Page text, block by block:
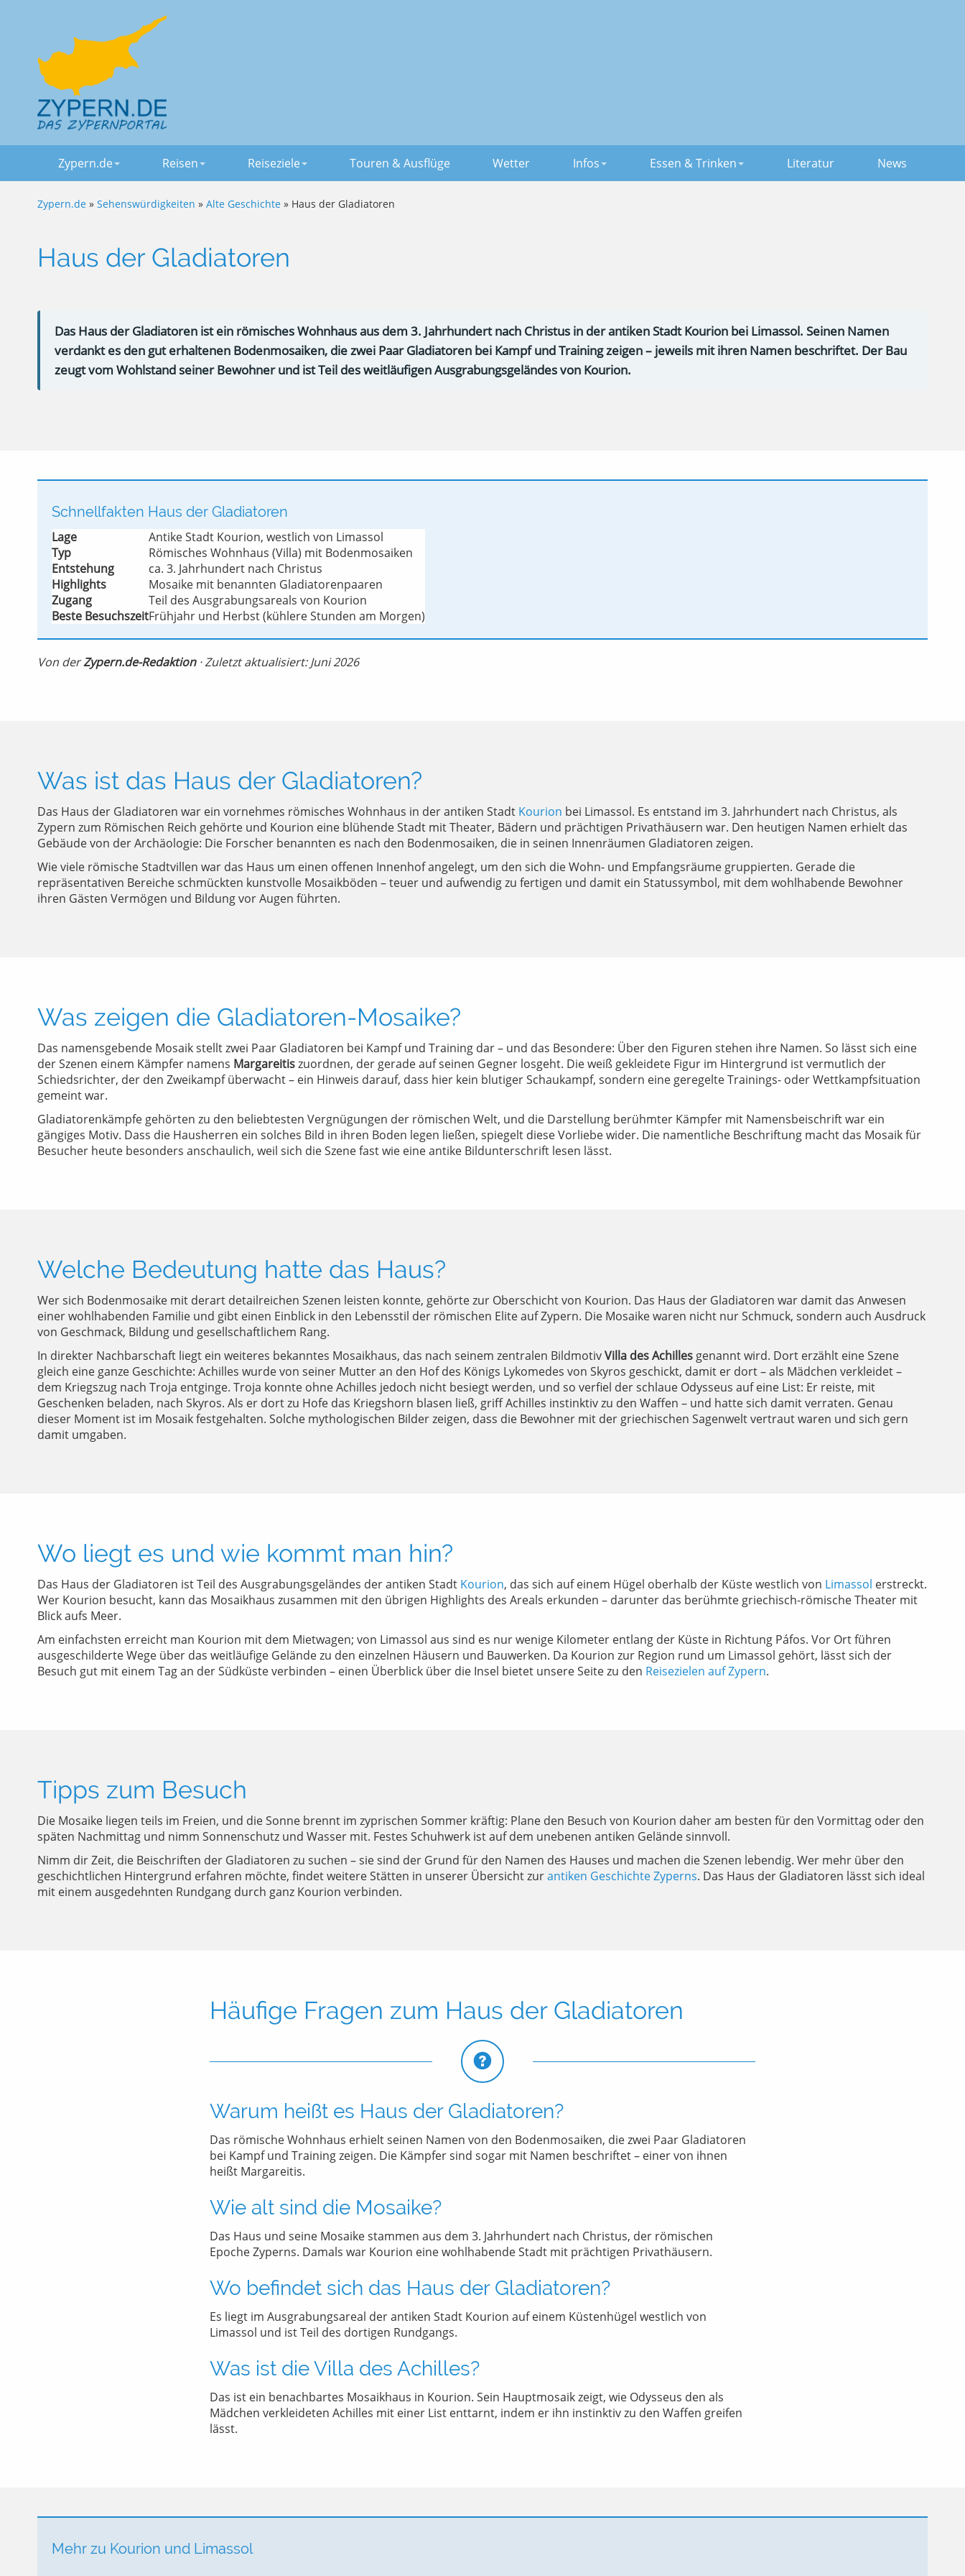
Zypern.de Reisen Reiseziele Touren & Ausflüge Wetter Infos Essen & Trinken Literatur News
Zypern.de » Sehenswürdigkeiten » Alte Geschichte » Haus der Gladiatoren
Haus der Gladiatoren
Das Haus der Gladiatoren ist ein römisches Wohnhaus aus dem 3. Jahrhundert nach Christus in der antiken Stadt Kourion bei Limassol. Seinen Namen
verdankt es den gut erhaltenen Bodenmosaiken, die zwei Paar Gladiatoren bei Kampf und Training zeigen – jeweils mit ihren Namen beschriftet. Der Bau
zeugt vom Wohlstand seiner Bewohner und ist Teil des weitläufigen Ausgrabungsgeländes von Kourion.
Schnellfakten Haus der Gladiatoren
Lage
Antike Stadt Kourion, westlich von Limassol
Typ
Römisches Wohnhaus (Villa) mit Bodenmosaiken
Entstehung
ca. 3. Jahrhundert nach Christus
Highlights
Mosaike mit benannten Gladiatorenpaaren
Zugang
Teil des Ausgrabungsareals von Kourion
Beste BesuchszeitFrühjahr und Herbst (kühlere Stunden am Morgen)
Von derZypern.de-Redaktion· Zuletzt aktualisiert: Juni 2026
Was ist das Haus der Gladiatoren?
Das Haus der Gladiatoren war ein vornehmes römisches Wohnhaus in der antiken Stadt Kourion bei Limassol. Es entstand im 3. Jahrhundert nach Christus, als
Zypern zum Römischen Reich gehörte und Kourion eine blühende Stadt mit Theater, Bädern und prächtigen Privathäusern war. Den heutigen Namen erhielt das
Gebäude von der Archäologie: Die Forscher benannten es nach den Bodenmosaiken, die in seinen Innenräumen Gladiatoren zeigen.
Wie viele römische Stadtvillen war das Haus um einen offenen Innenhof angelegt, um den sich die Wohn- und Empfangsräume gruppierten. Gerade die
repräsentativen Bereiche schmückten kunstvolle Mosaikböden – teuer und aufwendig zu fertigen und damit ein Statussymbol, mit dem wohlhabende Bewohner
ihren Gästen Vermögen und Bildung vor Augen führten.
Was zeigen die Gladiatoren-Mosaike?
Das namensgebende Mosaik stellt zwei Paar Gladiatoren bei Kampf und Training dar – und das Besondere: Über den Figuren stehen ihre Namen. So lässt sich eine
der Szenen einem Kämpfer namens Margareitiszuordnen, der gerade auf seinen Gegner losgeht. Die weiß gekleidete Figur im Hintergrund ist vermutlich der
Schiedsrichter, der den Zweikampf überwacht – ein Hinweis darauf, dass hier kein blutiger Schaukampf, sondern eine geregelte Trainings- oder Wettkampfsituation
gemeint war.
Gladiatorenkämpfe gehörten zu den beliebtesten Vergnügungen der römischen Welt, und die Darstellung berühmter Kämpfer mit Namensbeischrift war ein
gängiges Motiv. Dass die Hausherren ein solches Bild in ihren Boden legen ließen, spiegelt diese Vorliebe wider. Die namentliche Beschriftung macht das Mosaik für
Besucher heute besonders anschaulich, weil sich die Szene fast wie eine antike Bildunterschrift lesen lässt.
Welche Bedeutung hatte das Haus?
Wer sich Bodenmosaike mit derart detailreichen Szenen leisten konnte, gehörte zur Oberschicht von Kourion. Das Haus der Gladiatoren war damit das Anwesen
einer wohlhabenden Familie und gibt einen Einblick in den Lebensstil der römischen Elite auf Zypern. Die Mosaike waren nicht nur Schmuck, sondern auch Ausdruck
von Geschmack, Bildung und gesellschaftlichem Rang.
In direkter Nachbarschaft liegt ein weiteres bekanntes Mosaikhaus, das nach seinem zentralen BildmotivVilla des Achilles genannt wird. Dort erzählt eine Szene
gleich eine ganze Geschichte: Achilles wurde von seiner Mutter an den Hof des Königs Lykomedes von Skyros geschickt, damit er dort – als Mädchen verkleidet –
dem Kriegszug nach Troja entginge. Troja konnte ohne Achilles jedoch nicht besiegt werden, und so verfiel der schlaue Odysseus auf eine List: Er reiste, mit
Geschenken beladen, nach Skyros. Als er dort zu Hofe das Kriegshorn blasen ließ, griff Achilles instinktiv zu den Waffen – und hatte sich damit verraten. Genau
dieser Moment ist im Mosaik festgehalten. Solche mythologischen Bilder zeigen, dass die Bewohner mit der griechischen Sagenwelt vertraut waren und sich gern
damit umgaben.
Wo liegt es und wie kommt man hin?
Das Haus der Gladiatoren ist Teil des Ausgrabungsgeländes der antiken Stadt Kourion, das sich auf einem Hügel oberhalb der Küste westlich von Limassol erstreckt.
Wer Kourion besucht, kann das Mosaikhaus zusammen mit den übrigen Highlights des Areals erkunden – darunter das berühmte griechisch-römische Theater mit
Blick aufs Meer.
Am einfachsten erreicht man Kourion mit dem Mietwagen; von Limassol aus sind es nur wenige Kilometer entlang der Küste in Richtung Páfos. Vor Ort führen
ausgeschilderte Wege über das weitläufige Gelände zu den einzelnen Häusern und Bauwerken. Da Kourion zur Region rund um Limassol gehört, lässt sich der
Besuch gut mit einem Tag an der Südküste verbinden – einen Überblick über die Insel bietet unsere Seite zu den Reisezielen auf Zypern.
Tipps zum Besuch
Die Mosaike liegen teils im Freien, und die Sonne brennt im zyprischen Sommer kräftig: Plane den Besuch von Kourion daher am besten für den Vormittag oder den
späten Nachmittag und nimm Sonnenschutz und Wasser mit. Festes Schuhwerk ist auf dem unebenen antiken Gelände sinnvoll.
Nimm dir Zeit, die Beischriften der Gladiatoren zu suchen – sie sind der Grund für den Namen des Hauses und machen die Szenen lebendig. Wer mehr über den
geschichtlichen Hintergrund erfahren möchte, findet weitere Stätten in unserer Übersicht zurantiken Geschichte Zyperns. Das Haus der Gladiatoren lässt sich ideal
mit einem ausgedehnten Rundgang durch ganz Kourion verbinden.
Häufige Fragen zum Haus der Gladiatoren
Warum heißt es Haus der Gladiatoren?
Das römische Wohnhaus erhielt seinen Namen von den Bodenmosaiken, die zwei Paar Gladiatoren
bei Kampf und Training zeigen. Die Kämpfer sind sogar mit Namen beschriftet – einer von ihnen
heißt Margareitis.
Wie alt sind die Mosaike?
Das Haus und seine Mosaike stammen aus dem 3. Jahrhundert nach Christus, der römischen
Epoche Zyperns. Damals war Kourion eine wohlhabende Stadt mit prächtigen Privathäusern.
Wo befindet sich das Haus der Gladiatoren?
Es liegt im Ausgrabungsareal der antiken Stadt Kourion auf einem Küstenhügel westlich von
Limassol und ist Teil des dortigen Rundgangs.
Was ist die Villa des Achilles?
Das ist ein benachbartes Mosaikhaus in Kourion. Sein Hauptmosaik zeigt, wie Odysseus den als
Mädchen verkleideten Achilles mit einer List enttarnt, indem er ihn instinktiv zu den Waffen greifen
lässt.
Mehr zu Kourion und Limassol